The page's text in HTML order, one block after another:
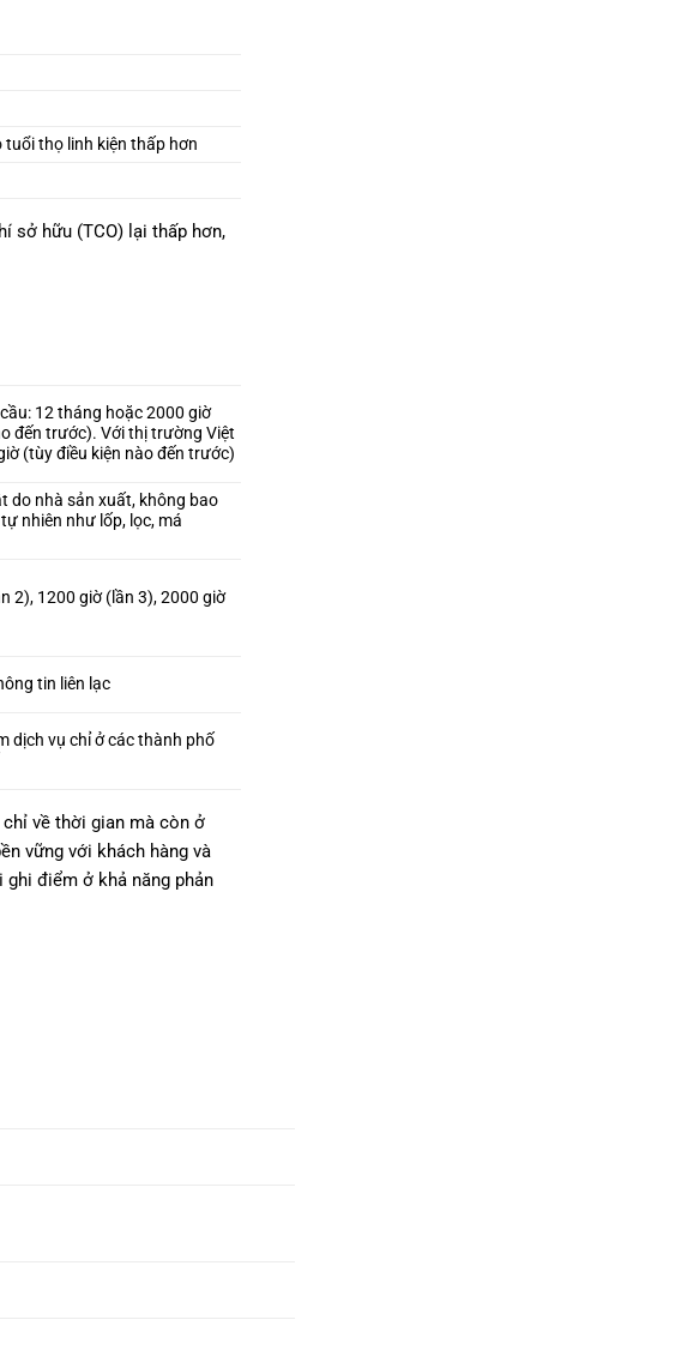
tuổi thọ linh kiện thấp hơn
sở hữu (TCO) lại thấp hơn,
12 tháng hoặc 2000 giờ
đến trước). Với thị trường Việt
(tùy điều kiện nào đến trước)
do nhà sản xuất, không bao
nhiên như lốp, lọc, má
2), 1200 giờ (lần 3), 2000 giờ
tin liên lạc
dịch vụ chỉ ở các thành phố
về thời gian mà còn ở
vững với khách hàng và
ghi điểm ở khả năng phản